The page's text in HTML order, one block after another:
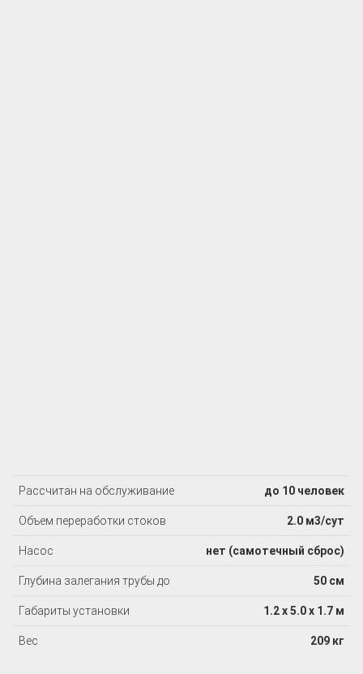
Рассчитан на обслуживание до 10 человек
Объем переработки стоков 2.0 м3/сут
Насос нет (самотечный сброс)
Глубина залегания трубы до 50 см
Габариты установки 1.2 х 5.0 х 1.7 м
Вес 209 кг